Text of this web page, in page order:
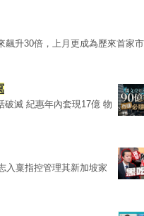
升30倍，上月更成為歷來首家
破滅 紀惠年內套現17億 物
入稟指控管理其新加坡家